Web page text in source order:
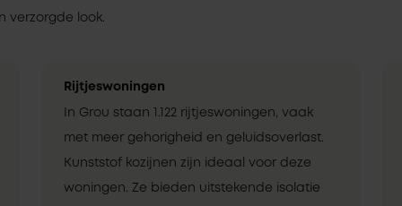
verzorgde look.
Rijtjeswoningen
In Grou staan 1.122 rijtjeswoningen, vaak
met meer gehorigheid en geluidsoverlast.
Kunststof kozijnen zijn ideaal voor deze
woningen. Ze bieden uitstekende isolatie